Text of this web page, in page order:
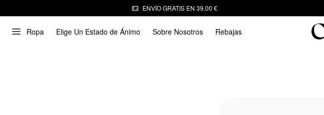
ENVÍO GRATIS EN 39,00 €
Ropa Elige Un Estado de Ánimo Sobre Nosotros Rebajas